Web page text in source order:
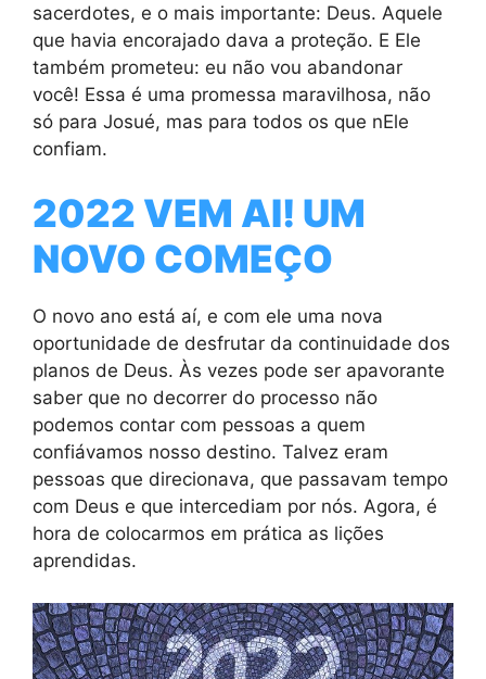
sacerdotes, e o mais importante: Deus. Aquele
que havia encorajado dava a proteção. E Ele
também prometeu: eu não vou abandonar
você! Essa é uma promessa maravilhosa, não
só para Josué, mas para todos os que nEle
confiam.
2022 VEM AI! UM
NOVO COMEÇO
O novo ano está aí, e com ele uma nova
oportunidade de desfrutar da continuidade dos
planos de Deus. Às vezes pode ser apavorante
saber que no decorrer do processo não
podemos contar com pessoas a quem
confiávamos nosso destino. Talvez eram
pessoas que direcionava, que passavam tempo
com Deus e que intercediam por nós. Agora, é
hora de colocarmos em prática as lições
aprendidas.